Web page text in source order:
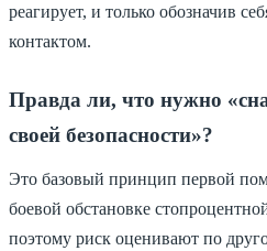
реагирует, и только обозначив
контактом.
Правда ли, что нужно
своей безопасности»?
Это базовый принцип первой
боевой обстановке
поэтому риск оценивают по